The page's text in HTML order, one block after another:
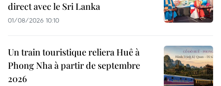
direct avec le Sri Lanka
01/08/2026 10:10
Un train touristique reliera Huê à
Phong Nha à partir de septembre
2026